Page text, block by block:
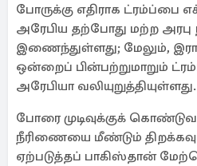
போருக்கு எதிராக ட்ரம்ப்பை
அரேபிய தற்போது மற்ற அரபு
இணைந்துள்ளது; மேலும்,
ஒன்றைப் பின்பற்றுமாறும்
அரேபியா வலியுறுத்தியுள்ளது.
போரை முடிவுக்குக்
நீரிணையை மீண்டும்
ஏற்படுத்தப் பாகிஸ்தான்